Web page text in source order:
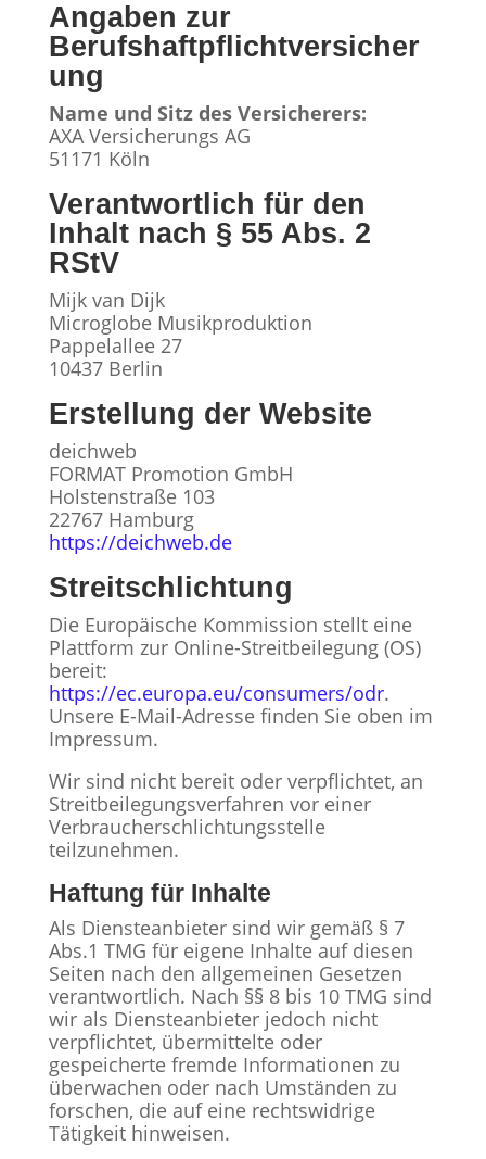
Angaben zur
Berufshaftpflichtversicher
ung
Name und Sitz des Versicherers:
AXA Versicherungs AG
51171 Köln
Verantwortlich für den
Inhalt nach § 55 Abs. 2
RStV
Mijk van Dijk
Microglobe Musikproduktion
Pappelallee 27
10437 Berlin
Erstellung der Website
deichweb
FORMAT Promotion GmbH
Holstenstraße 103
22767 Hamburg
https://deichweb.de
Streitschlichtung
Die Europäische Kommission stellt eine
Plattform zur Online-Streitbeilegung (OS)
bereit:
https://ec.europa.eu/consumers/odr.
Unsere E-Mail-Adresse finden Sie oben im
Impressum.
Wir sind nicht bereit oder verpflichtet, an
Streitbeilegungsverfahren vor einer
Verbraucherschlichtungsstelle
teilzunehmen.
Haftung für Inhalte
Als Diensteanbieter sind wir gemäß § 7
Abs.1 TMG für eigene Inhalte auf diesen
Seiten nach den allgemeinen Gesetzen
verantwortlich. Nach §§ 8 bis 10 TMG sind
wir als Diensteanbieter jedoch nicht
verpflichtet, übermittelte oder
gespeicherte fremde Informationen zu
überwachen oder nach Umständen zu
forschen, die auf eine rechtswidrige
Tätigkeit hinweisen.